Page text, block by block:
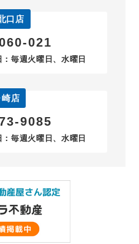
口店
021
毎週火曜日、水曜日
崎店
9085
毎週火曜日、水曜日